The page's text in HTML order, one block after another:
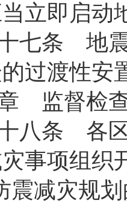
立即启动
七条 地
过渡性安
监督检
八条 各
事项组织
震减灾规